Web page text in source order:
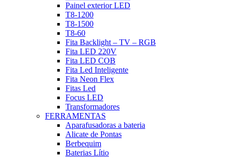
Painel exterior LED
T8-1200
T8-1500
T8-60
Fita Backlight – TV – RGB
Fita LED 220V
Fita LED COB
Fita Led Inteligente
Fita Neon Flex
Fitas Led
Focus LED
Transformadores
FERRAMENTAS
Aparafusadoras a bateria
Alicate de Pontas
Berbequim
Baterias Lítio